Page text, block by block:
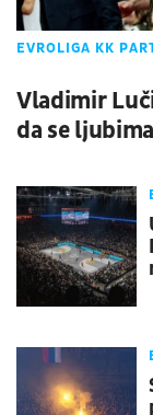
EVROLIGA KK
Vladimir
da se